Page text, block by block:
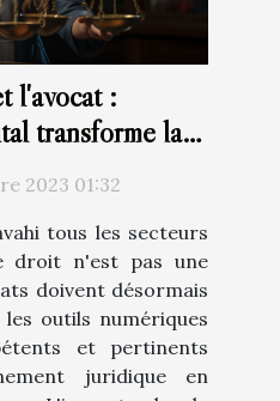
l'avocat :
transforme la
2023 01:32
tous les secteurs
droit n'est pas une
doivent désormais
outils numériques
et pertinents
juridique en